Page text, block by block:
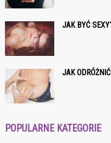
JAK BYĆ
JAK
POPULARNE KATEGORIE